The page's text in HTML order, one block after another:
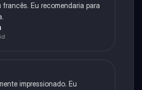
francês. Eu recomendaria para
impressionado. Eu